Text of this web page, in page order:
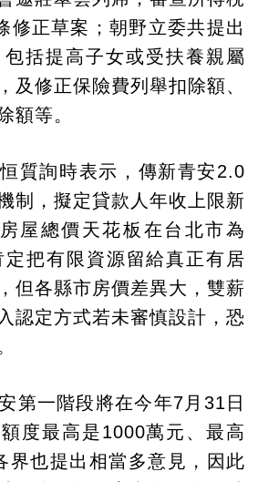
修正草案；朝野立委共提出
括提高子女或受扶養親屬
及修正保險費列舉扣除額、
額等。
質詢時表示，傳新青安2.0
制，擬定貸款人年收上限新
屋總價天花板在台北市為
把有限資源留給真正有居
但各縣市房價差異大，雙薪
認定方式若未審慎設計，恐
第一階段將在今年7月31日
度最高是1000萬元、最高
界也提出相當多意見，因此